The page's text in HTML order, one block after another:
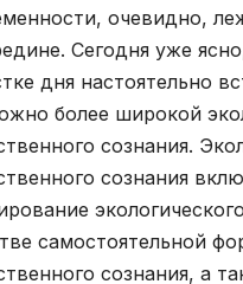
очевидно,
Сегодня уже
дня настоятельно
более широкой
сознания.
сознания
самостоятельной
сознания, а